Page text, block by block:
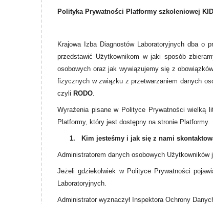
Polityka Prywatności Platformy szkoleniowej
Krajowa Izba Diagnostów Laboratoryjnych dba o
przedstawić Użytkownikom w jaki sposób
osobowych oraz jak wywiązujemy się z
fizycznych w związku z przetwarzaniem danych
czyli RODO.
Wyrażenia pisane w Polityce Prywatności wielką
Platformy, który jest dostępny na stronie Platformy.
1. Kim jesteśmy i jak się z nami
Administratorem danych osobowych
Jeżeli gdziekolwiek w Polityce Prywatności
Laboratoryjnych.
Administrator wyznaczył Inspektora Ochrony